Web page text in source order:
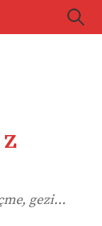
Search
gezi…